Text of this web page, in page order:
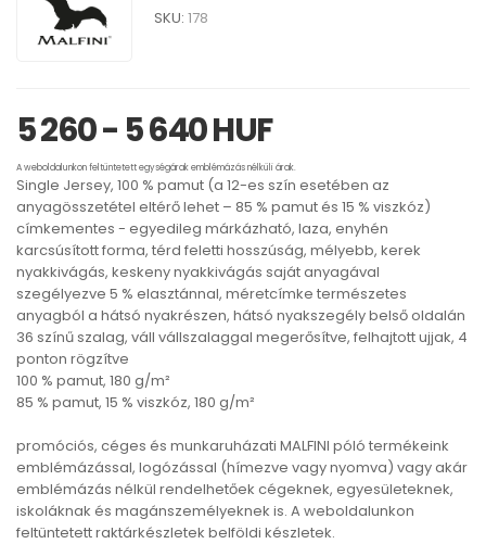
SKU: 178
5 260 - 5 640 HUF
A weboldalunkon feltüntetett egységárak emblémázás nélküli árak.
Single Jersey, 100 % pamut (a 12-es szín esetében az
anyagösszetétel eltérő lehet – 85 % pamut és 15 % viszkóz)
címkementes - egyedileg márkázható, laza, enyhén
karcsúsított forma, térd feletti hosszúság, mélyebb, kerek
nyakkivágás, keskeny nyakkivágás saját anyagával
szegélyezve 5 % elasztánnal, méretcímke természetes
anyagból a hátsó nyakrészen, hátsó nyakszegély belső oldalán
36 színű szalag, váll vállszalaggal megerősítve, felhajtott ujjak, 4
ponton rögzítve
100 % pamut, 180 g/m²
85 % pamut, 15 % viszkóz, 180 g/m²
promóciós, céges és munkaruházati MALFINI póló termékeink
emblémázással, logózással (hímezve vagy nyomva) vagy akár
emblémázás nélkül rendelhetőek cégeknek, egyesületeknek,
iskoláknak és magánszemélyeknek is. A weboldalunkon
feltüntetett raktárkészletek belföldi készletek.